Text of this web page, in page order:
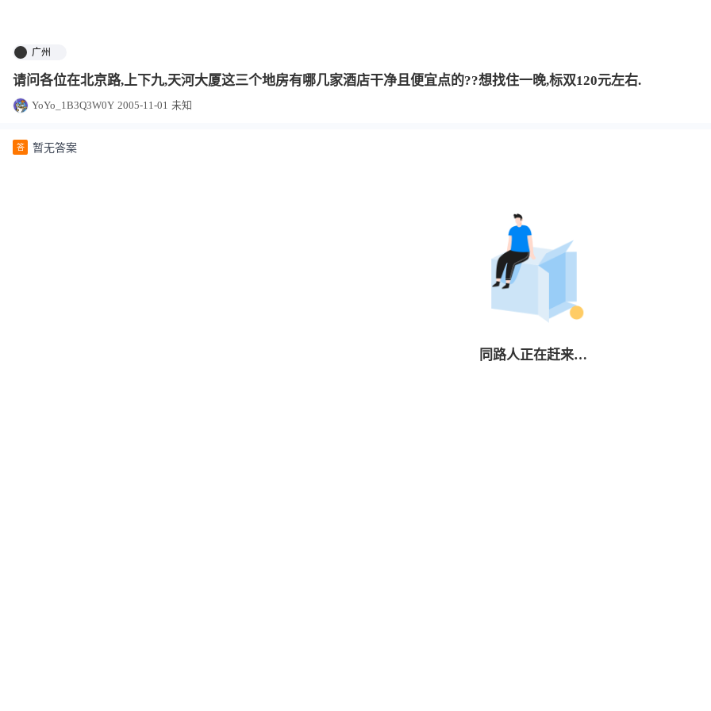
广州
请问各位在北京路,上下九,天河大厦这三个地房有哪几家酒店干净且便宜点的??想找住一晚,标双120元左右.
YoYo_1B3Q3W0Y 2005-11-01 未知
答 暂无答案
同路人正在赶来…